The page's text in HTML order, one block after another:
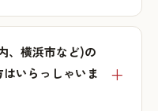
、横浜市など)の
いらっしゃいま